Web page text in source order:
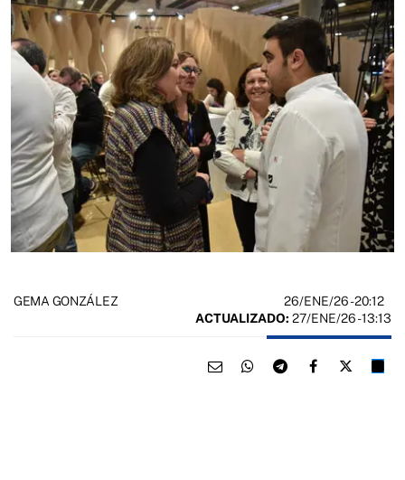
GEMA GONZÁLEZ 26/ENE/26- 20:12
ACTUALIZADO: 27/ENE/26 - 13:13